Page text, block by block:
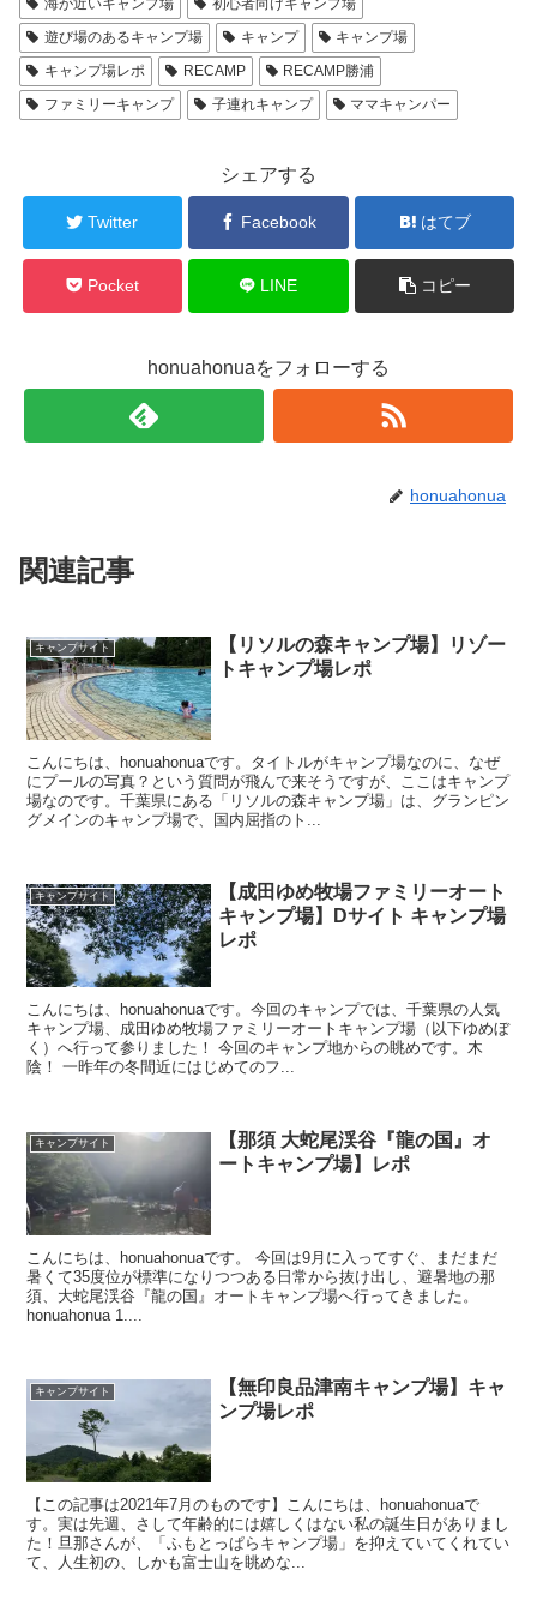
遊び場のあるキャンプ場
キャンプ
キャンプ場
キャンプ場レポ
RECAMP
RECAMP勝浦
ファミリーキャンプ
子連れキャンプ ママキャンパー
シェアする
Twitter Facebook はてブ
Pocket LINE コピー
honuahonuaをフォローする
honuahonua
関連記事
キャンプサイト
【リソルの森キャンプ場】リゾー
トキャンプ場レポ
こんにちは、honuahonuaです。タイトルがキャンプ場なのに、なぜ
にプールの写真？という質問が飛んで来そうですが、ここはキャンプ
場なのです。千葉県にある「リソルの森キャンプ場」は、グランピン
グメインのキャンプ場で、国内屈指のト...
キャンプサイト
【成田ゆめ牧場ファミリーオート
キャンプ場】Dサイト キャンプ場
レポ
こんにちは、honuahonuaです。今回のキャンプでは、千葉県の人気
キャンプ場、成田ゆめ牧場ファミリーオートキャンプ場（以下ゆめぼ
く）へ行って参りました！ 今回のキャンプ地からの眺めです。木
陰！ 一昨年の冬間近にはじめてのフ...
キャンプサイト
【那須 大蛇尾渓谷『龍の国』オ
ートキャンプ場】レポ
こんにちは、honuahonuaです。 今回は9月に入ってすぐ、まだまだ
暑くて35度位が標準になりつつある日常から抜け出し、避暑地の那
須、大蛇尾渓谷『龍の国』オートキャンプ場へ行ってきました。
honuahonua 1....
キャンプサイト
【無印良品津南キャンプ場】キャ
ンプ場レポ
【この記事は2021年7月のものです】こんにちは、honuahonuaで
す。実は先週、さして年齢的には嬉しくはない私の誕生日がありまし
た！旦那さんが、「ふもとっぱらキャンプ場」を抑えていてくれてい
て、人生初の、しかも富士山を眺めな...